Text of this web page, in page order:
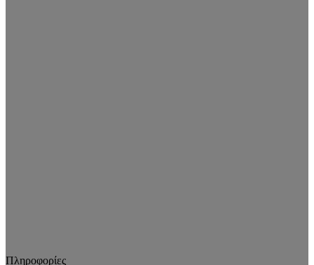
Πληροφορίες